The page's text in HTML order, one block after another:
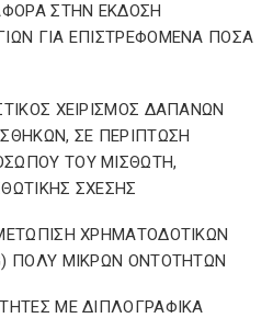
ΣΤΗΝ ΕΚΔΟΣΗ
ΓΙΑ ΕΠΙΣΤΡΕΦΟΜΕΝΑ ΠΟΣΑ
ΧΕΙΡΙΣΜΟΣ ΔΑΠΑΝΩΝ
ΣΕ ΠΕΡΙΠΤΩΣΗ
ΤΟΥ ΜΙΣΘΩΤΗ,
ΣΧΕΣΗΣ
ΧΡΗΜΑΤΟΔΟΤΙΚΩΝ
ΠΟΛΥ ΜΙΚΡΩΝ ΟΝΤΟΤΗΤΩΝ
ΜΕ ΔΙΠΛΟΓΡΑΦΙΚΑ